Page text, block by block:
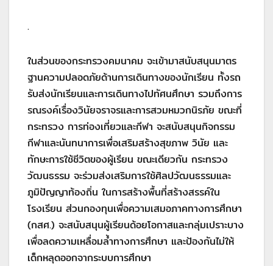
.
ในส่วนของกระทรวงคมนาคม จะเข้ามาสนับสนุนมาตร
ฐานความปลอดภัยด้านการเดินทางของนักเรียน ทั้งรถ
รับส่งนักเรียนและการเดินทางไปทัศนศึกษา รวมถึงการ
รณรงค์เรื่องวินัยจราจรและการสวมหมวกนิรภัย ขณะที่
กระทรวง การท่องเที่ยวและกีฬา จะสนับสนุนกิจกรรม
กีฬาและนันทนาการเพื่อเสริมสร้างสุขภาพ วินัย และ
ทักษะการใช้ชีวิตของผู้เรียน ขณะเดียวกัน กระทรวง
วัฒนธรรม จะร่วมส่งเสริมการใช้ศิลปวัฒนธรรมและ
ภูมิปัญญาท้องถิ่น ในการสร้างพื้นที่สร้างสรรค์ใน
โรงเรียน ส่วนกองทุนเพื่อความเสมอภาคทางการศึกษา
(กสศ.) จะสนับสนุนผู้เรียนด้อยโอกาสและกลุ่มเปราะบาง
เพื่อลดความเหลื่อมล้ำทางการศึกษา และป้องกันไม่ให้
เด็กหลุดออกจากระบบการศึกษา